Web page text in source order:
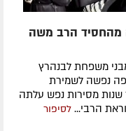
מהחסיד הרב משה
משפחת לבנהרץ
נפשה לשמירת
שנות מסירות נפש עלתה
הרבי... לסיפור